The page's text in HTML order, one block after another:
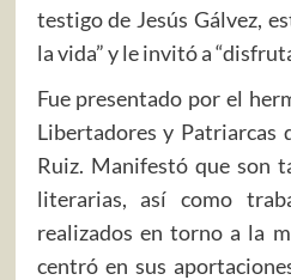
testigo de Jesús Gálvez,
la vida” y le invitó a
Fue presentado por el
Libertadores y Patriarcas
Ruiz. Manifestó que son
literarias, así como
realizados en torno a la
centró en sus